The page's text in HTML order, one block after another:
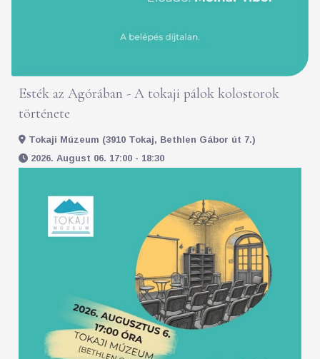
Esték az Agórában - A tokaji pálok kolostorok
története
Tokaji Múzeum (3910 Tokaj, Bethlen Gábor út 7.)
2026. August 06. 17:00 - 18:30